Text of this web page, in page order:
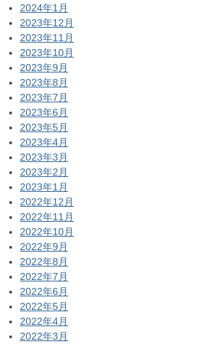
2024年1月
2023年12月
2023年11月
2023年10月
2023年9月
2023年8月
2023年7月
2023年6月
2023年5月
2023年4月
2023年3月
2023年2月
2023年1月
2022年12月
2022年11月
2022年10月
2022年9月
2022年8月
2022年7月
2022年6月
2022年5月
2022年4月
2022年3月